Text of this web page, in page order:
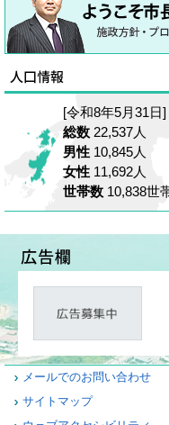
[令和8年5月31日]
総数 22,537人
男性 10,845人
女性 11,692人
世帯数 10,838世
メールでのお問い合わせ
サイトマップ